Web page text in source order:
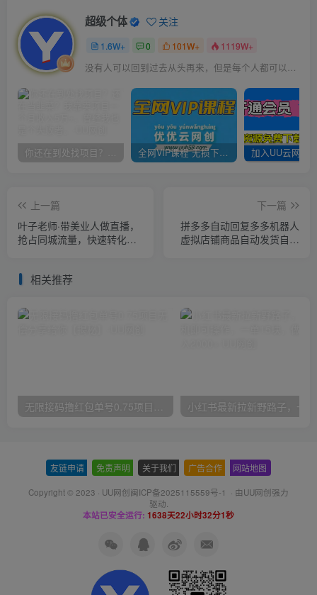
超级个体 关注
1.6W+ 0 101W+ 1119W+
没有人可以回到过去从头再来，但是每个人都可以从今天开始，创造一个全新的结局
你还在到处找项目？还在当韭菜？我靠卖项目一个月收入5万+，曾经我也是个失败者。 全网VIP课程 无损下载~
上一篇
叶子老师·带美业人做直播，​
抢占同城流量，快速转化流
下一篇
拼多多自动回复多多机器人
虚拟店铺商品自动发货自动
相关推荐
无限接码撸红包单号0.75项目无偿分享给你【揭秘】
友链申请 免责声明 关于我们 广告合作 网站地图
Copyright © 2023 · UU网创闽ICP备2025115559号-1 · 由UU网创强力
驱动.
本站已安全运行: 1638天22小时32分2秒